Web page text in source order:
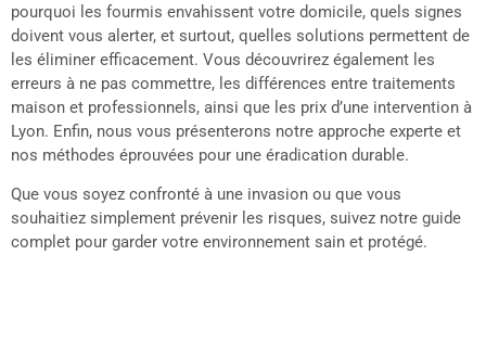
pourquoi les fourmis envahissent votre domicile, quels signes
doivent vous alerter, et surtout, quelles solutions permettent de
les éliminer efficacement. Vous découvrirez également les
erreurs à ne pas commettre, les différences entre traitements
maison et professionnels, ainsi que les prix d’une intervention à
Lyon. Enfin, nous vous présenterons notre approche experte et
nos méthodes éprouvées pour une éradication durable.
Que vous soyez confronté à une invasion ou que vous
souhaitiez simplement prévenir les risques, suivez notre guide
complet pour garder votre environnement sain et protégé.